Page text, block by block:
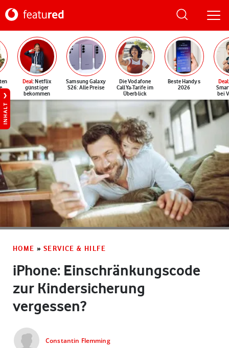
Deal: Netflix
günstiger
bekommen
Samsung Galaxy
S26: Alle Preise
Die Vodafone
CallYa-Tarife im
Überblick
Beste Handys
2026
Deal
bei
INHALT
HOME » SERVICE & HILFE
iPhone: Einschränkungscode
zur Kindersicherung
vergessen?
Constantin Flemming